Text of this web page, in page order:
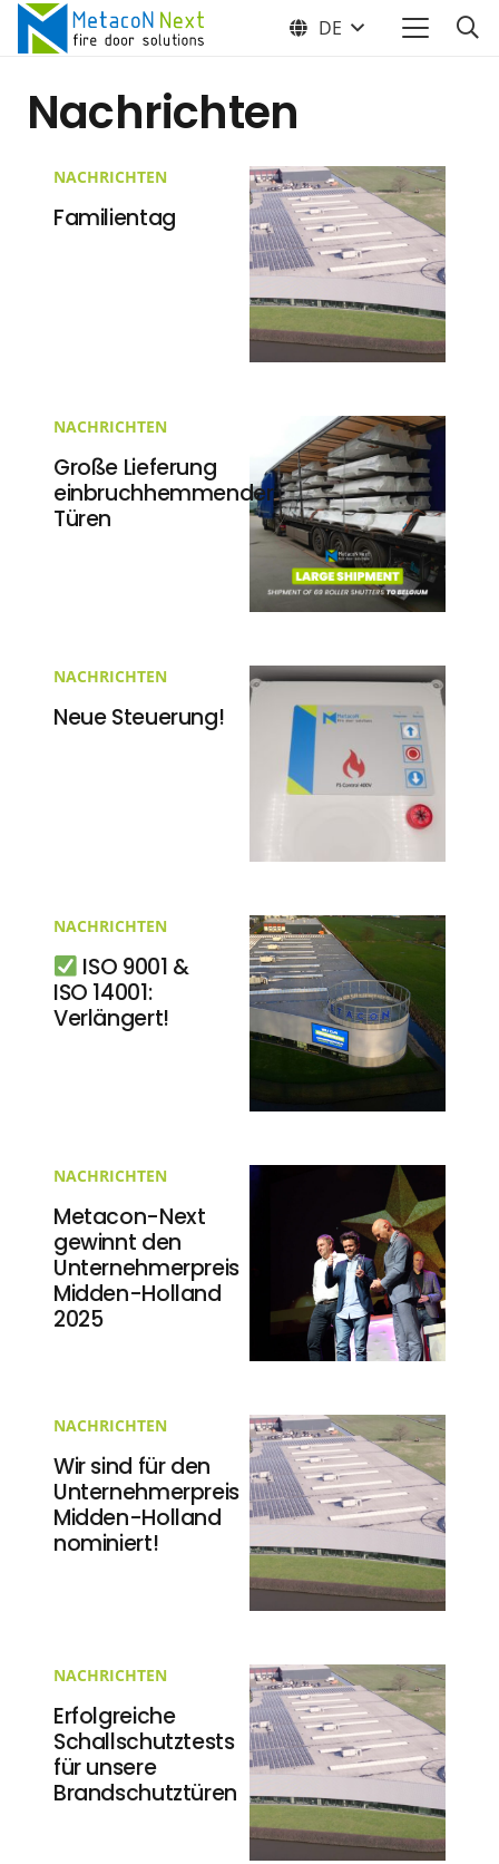
DE
Nachrichten
NACHRICHTEN
Familientag
NACHRICHTEN
Große Lieferung
einbruchhemmender
Türen
NACHRICHTEN
Neue Steuerung!
NACHRICHTEN
ISO 9001 &
ISO 14001:
Verlängert!
NACHRICHTEN
Metacon-Next
gewinnt den
Unternehmerpreis
Midden-Holland
2025
NACHRICHTEN
Wir sind für den
Unternehmerpreis
Midden-Holland
nominiert!
NACHRICHTEN
Erfolgreiche
Schallschutztests
für unsere
Brandschutztüren